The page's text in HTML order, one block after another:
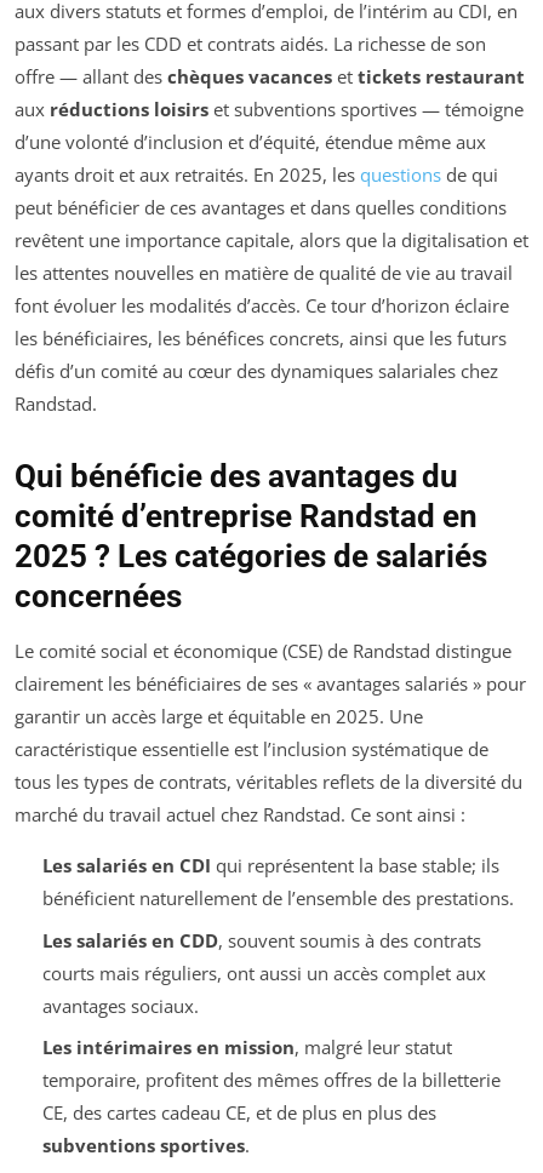
aux divers statuts et formes d’emploi, de l’intérim au CDI, en
passant par les CDD et contrats aidés. La richesse de son
offre — allant des chèques vacances et tickets restaurant
aux réductions loisirs et subventions sportives — témoigne
d’une volonté d’inclusion et d’équité, étendue même aux
ayants droit et aux retraités. En 2025, les questions de qui
peut bénéficier de ces avantages et dans quelles conditions
revêtent une importance capitale, alors que la digitalisation et
les attentes nouvelles en matière de qualité de vie au travail
font évoluer les modalités d’accès. Ce tour d’horizon éclaire
les bénéficiaires, les bénéfices concrets, ainsi que les futurs
défis d’un comité au cœur des dynamiques salariales chez
Randstad.
Qui bénéficie des avantages du
comité d’entreprise Randstad en
2025 ? Les catégories de salariés
concernées
Le comité social et économique (CSE) de Randstad distingue
clairement les bénéficiaires de ses « avantages salariés » pour
garantir un accès large et équitable en 2025. Une
caractéristique essentielle est l’inclusion systématique de
tous les types de contrats, véritables reflets de la diversité du
marché du travail actuel chez Randstad. Ce sont ainsi :
Les salariés en CDI qui représentent la base stable; ils
bénéficient naturellement de l’ensemble des prestations.
Les salariés en CDD, souvent soumis à des contrats
courts mais réguliers, ont aussi un accès complet aux
avantages sociaux.
Les intérimaires en mission, malgré leur statut
temporaire, profitent des mêmes offres de la billetterie
CE, des cartes cadeau CE, et de plus en plus des
subventions sportives.